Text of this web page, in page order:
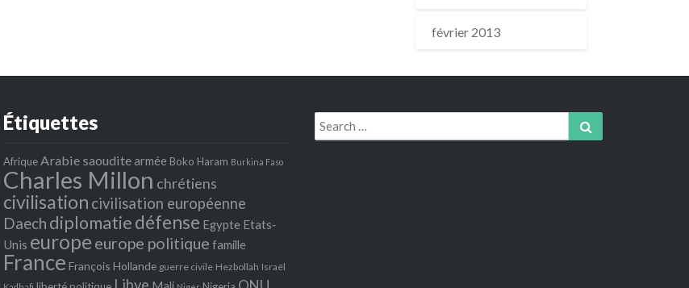
février 2013
Étiquettes
Afrique Arabie saoudite armée Boko Haram Burkina Faso
Charles Millon chrétiens
civilisation civilisation européenne
Daech diplomatiedéfense Egypte Etats‐
Unis europeeurope politique famille
France François Hollande guerre civile Hezbollah Israël
Search
for: